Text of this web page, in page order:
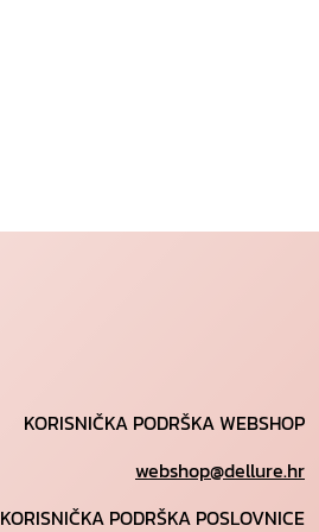
KORISNIČKA PODRŠKA WEBSHOP
webshop@dellure.hr
KORISNIČKA PODRŠKA POSLOVNICE